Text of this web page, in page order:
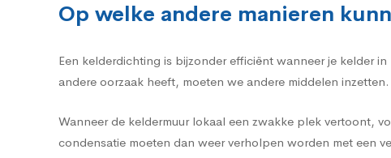
Op welke andere manieren
Een kelderdichting is bijzonder efficiënt wanneer je kelder
andere oorzaak heeft, moeten we andere middelen inzetten.
Wanneer de keldermuur lokaal een zwakke plek vertoont,
condensatie moeten dan weer verholpen worden met een